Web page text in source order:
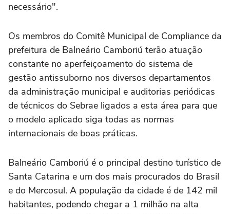
necessário".
Os membros do Comitê Municipal de Compliance da
prefeitura de Balneário Camboriú terão atuação
constante no aperfeiçoamento do sistema de
gestão antissuborno nos diversos departamentos
da administração municipal e auditorias periódicas
de técnicos do Sebrae ligados a esta área para que
o modelo aplicado siga todas as normas
internacionais de boas práticas.
Balneário Camboriú é o principal destino turístico de
Santa Catarina e um dos mais procurados do Brasil
e do Mercosul. A população da cidade é de 142 mil
habitantes, podendo chegar a 1 milhão na alta